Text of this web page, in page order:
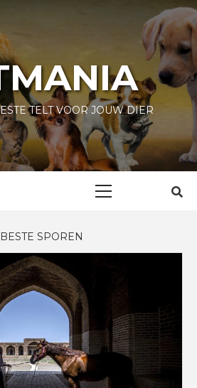
TELT VOOR JOUW DIER
SPOREN